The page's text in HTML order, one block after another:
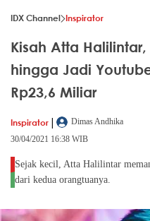
IDX Channel Inspirator
Kisah Atta
hingga Jadi
Rp23,6 Miliar
Inspirator |
Dimas Andhika
30/04/2021 16:38 WIB
Sejak kecil, Atta Halilintar
dari kedua orangtuanya.